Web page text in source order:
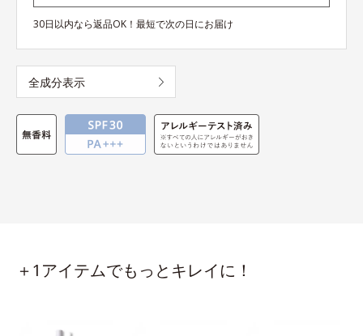
30日以内なら返品OK！最短で次の日にお届け
全成分表示
＋1アイテムでもっとキレイに！